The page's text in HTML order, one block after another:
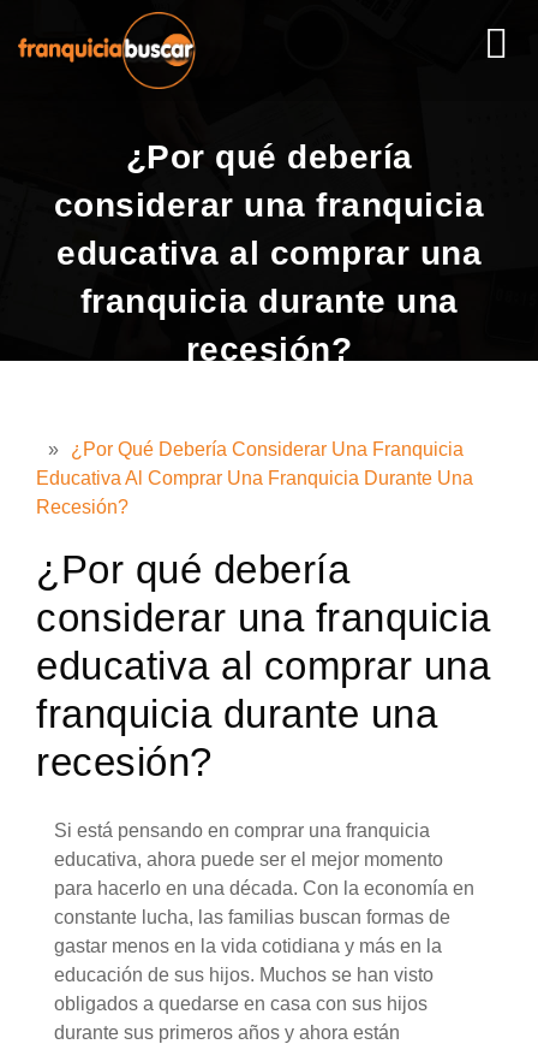
¿Por qué debería
considerar una franquicia
educativa al comprar una
franquicia durante una
recesión?
»
¿Por Qué Debería Considerar Una Franquicia
Educativa Al Comprar Una Franquicia Durante Una
Recesión?
¿Por qué debería
considerar una franquicia
educativa al comprar una
franquicia durante una
recesión?
Si está pensando en comprar una franquicia
educativa, ahora puede ser el mejor momento
para hacerlo en una década. Con la economía en
constante lucha, las familias buscan formas de
gastar menos en la vida cotidiana y más en la
educación de sus hijos. Muchos se han visto
obligados a quedarse en casa con sus hijos
durante sus primeros años y ahora están